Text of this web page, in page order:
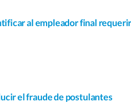
al empleador final
el fraude de postulantes